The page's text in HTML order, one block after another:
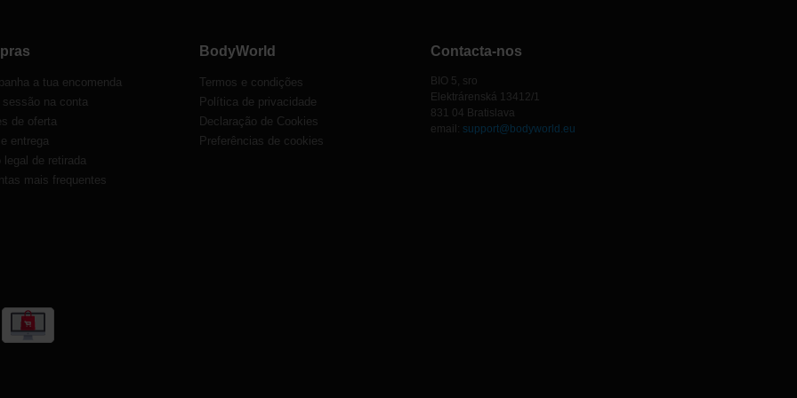
a tua encomenda
na conta
de oferta
entrega
legal de retirada
mais frequentes
BodyWorld
Termos e condições
Política de privacidade
Declaração de Cookies
Preferências de cookies
Contacta-nos
BIO 5, sro
Elektrárenská 13412/1
831 04 Bratislava
email: support@bodyworld.eu